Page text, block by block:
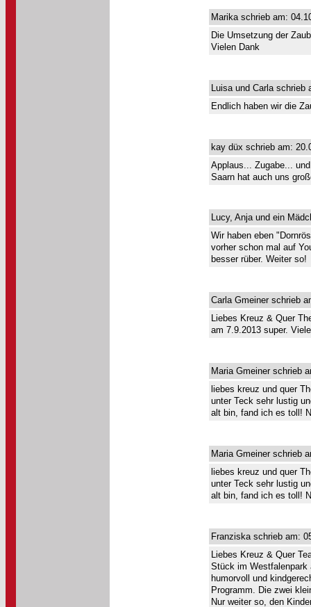
Marika schrieb am:
Die Umsetzung der
Vielen Dank
Luisa und Carla
Endlich haben wir die
kay düx schrieb am:
Applaus... Zugabe...
Saarn hat auch uns
Lucy, Anja und ein
Wir haben eben
vorher schon mal auf
besser rüber. Weiter so!
Carla Gmeiner schrieb
Liebes Kreuz & Quer
am 7.9.2013 super.
Maria Gmeiner schrieb
liebes kreuz und quer
unter Teck sehr lustig
alt bin, fand ich es toll!
Maria Gmeiner schrieb
liebes kreuz und quer
unter Teck sehr lustig
alt bin, fand ich es toll!
Franziska schrieb am:
Liebes Kreuz & Quer
Stück im Westfalenpark
humorvoll und
Programm. Die zwei
Nur weiter so, den